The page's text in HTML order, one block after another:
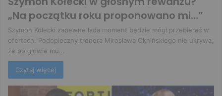
„Na początku roku proponowano mi…”
Szymon Kołecki zapewne lada moment będzie mógł przebierać w
ofertach. Podopieczny trenera Mirosława Oknińskiego nie ukrywa,
że po głowie mu…
Czytaj więcej